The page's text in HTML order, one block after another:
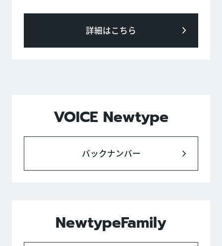
詳細はこちら
VOICE Newtype
バックナンバー
NewtypeFamily